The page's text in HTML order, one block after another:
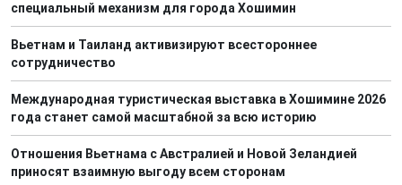
специальный механизм для города Хошимин
Вьетнам и Таиланд активизируют всестороннее
сотрудничество
Международная туристическая выставка в Хошимине 2026
года станет самой масштабной за всю историю
Отношения Вьетнама с Австралией и Новой Зеландией
приносят взаимную выгоду всем сторонам